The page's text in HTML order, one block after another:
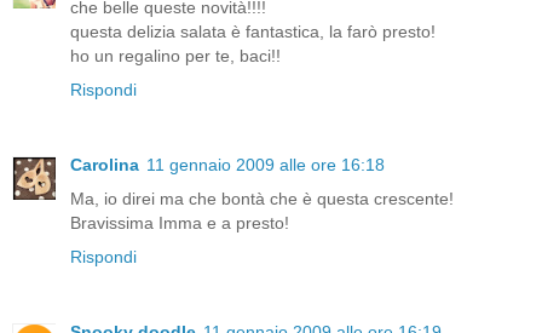
che belle queste novità!!!!
questa delizia salata è fantastica, la farò presto!
ho un regalino per te, baci!!
Rispondi
Carolina 11 gennaio 2009 alle ore 16:18
Ma, io direi ma che bontà che è questa crescente!
Bravissima Imma e a presto!
Rispondi